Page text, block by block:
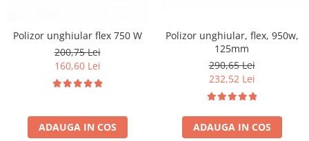
Polizor unghiular flex 750 W
200,75 Lei
160,60 Lei
ADAUGA IN COS
Polizor unghiular, flex, 950w,
125mm
290,65 Lei
232,52 Lei
ADAUGA IN COS